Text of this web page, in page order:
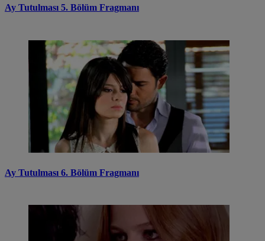
Ay Tutulması 5. Bölüm Fragmanı
Ay Tutulması 6. Bölüm Fragmanı